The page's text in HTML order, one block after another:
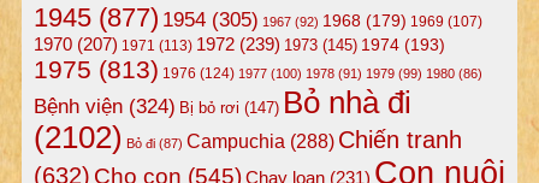
1945(877) 1954(305) 1967(92) 1968(179) 1969 (107)
1970(207) 1971 (113) 1972(239) 1973(145) 1974(193)
1975 (813) 1976 (124) 1977(100) 1978(91) 1979(99) 1980(86)
Bệnh viện(324) Bị bỏ rơi (147) Bỏ nhà đi
(2102) Bỏ đi(87) Campuchia (288) Chiến tranh
(632) Cho con (545)Chạy loạn(231) Con nuôi